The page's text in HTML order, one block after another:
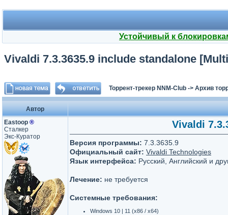
Устойчивый к
Vivaldi 7.3.3635.9 include standalone
Торрент-трекер NNM-Club -> Архив
Автор
Eastoop ®
Сталкер
Экс-Куратор
Vivaldi
Версия программы: 7.3.3635.9
Официальный сайт: Vivaldi Technologies
Язык интерфейса: Русский, Английский и
Лечение: не требуется
Системные требования:
Windows 10 | 11 (x86 / x64)